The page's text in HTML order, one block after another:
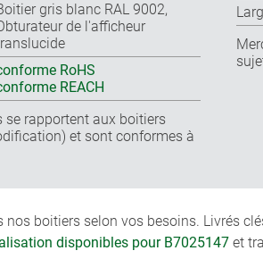
gris blanc RAL 9002,
de l'afficheur
RoHS
REACH
se rapportent aux boitiers
et sont conformes à
nos boitiers selon vos besoins. Livrés
disponibles pour B7025147 et